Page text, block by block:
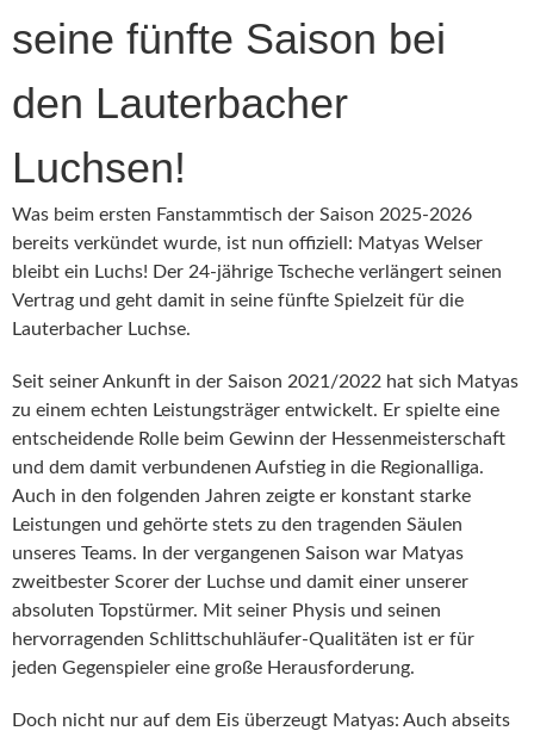
seine fünfte Saison bei
den Lauterbacher
Luchsen!
Was beim ersten Fanstammtisch der Saison 2025-2026
bereits verkündet wurde, ist nun offiziell: Matyas Welser
bleibt ein Luchs! Der 24-jährige Tscheche verlängert seinen
Vertrag und geht damit in seine fünfte Spielzeit für die
Lauterbacher Luchse.
Seit seiner Ankunft in der Saison 2021/2022 hat sich Matyas
zu einem echten Leistungsträger entwickelt. Er spielte eine
entscheidende Rolle beim Gewinn der Hessenmeisterschaft
und dem damit verbundenen Aufstieg in die Regionalliga.
Auch in den folgenden Jahren zeigte er konstant starke
Leistungen und gehörte stets zu den tragenden Säulen
unseres Teams. In der vergangenen Saison war Matyas
zweitbester Scorer der Luchse und damit einer unserer
absoluten Topstürmer. Mit seiner Physis und seinen
hervorragenden Schlittschuhläufer-Qualitäten ist er für
jeden Gegenspieler eine große Herausforderung.
Doch nicht nur auf dem Eis überzeugt Matyas: Auch abseits